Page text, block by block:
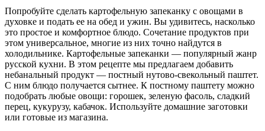
Попробуйте сделать картофельную запеканку с овощами в
духовке и подать ее на обед и ужин. Вы удивитесь, насколько
это простое и комфортное блюдо. Сочетание продуктов при
этом универсальное, многие из них точно найдутся в
холодильнике. Картофельные запеканки — популярный жанр
русской кухни. В этом рецепте мы предлагаем добавить
небанальный продукт — постный нутово-свекольный паштет.
С ним блюдо получается сытнее. К постному паштету можно
подобрать любые овощи: горошек, зеленую фасоль, сладкий
перец, кукурузу, кабачок. Используйте домашние заготовки
или готовые из магазина.